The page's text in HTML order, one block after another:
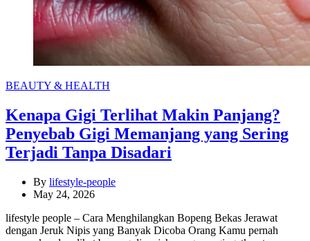
Categories
BEAUTY & HEALTH
Kenapa Gigi Terlihat Makin Panjang?
Penyebab Gigi Memanjang yang Sering
Terjadi Tanpa Disadari
By lifestyle-people
May 24, 2026
lifestyle people – Cara Menghilangkan Bopeng Bekas Jerawat
dengan Jeruk Nipis yang Banyak Dicoba Orang Kamu pernah